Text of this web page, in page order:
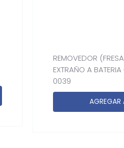
REMOVEDOR
EXTRAÑO A
0039
AGREGAR